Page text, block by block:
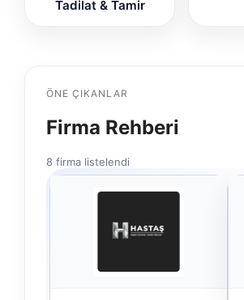
Tadilat & Tamir
ÖNE ÇIKANLAR
Firma Rehberi
8 firma listelendi